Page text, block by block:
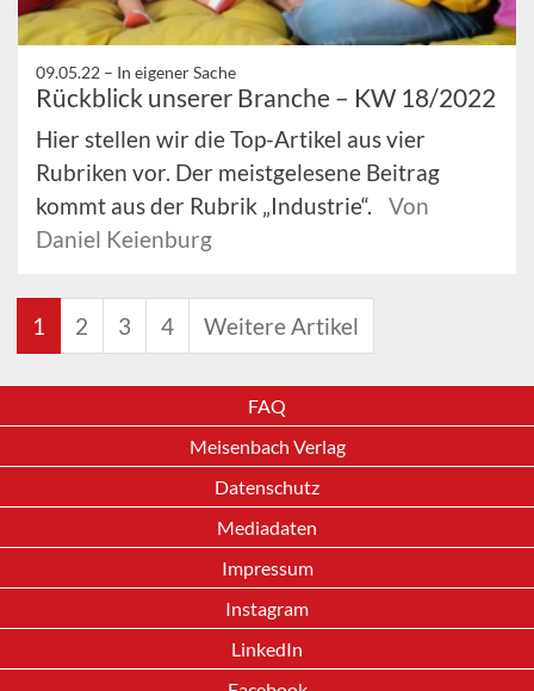
09.05.22 – In eigener Sache
Rückblick unserer Branche – KW 18/2022
Hier stellen wir die Top-Artikel aus vier
Rubriken vor. Der meistgelesene Beitrag
kommt aus der Rubrik „Industrie“.
Von
Daniel Keienburg
1 2 3 4 Weitere Artikel
FAQ
Meisenbach Verlag
Datenschutz
Mediadaten
Impressum
Instagram
LinkedIn